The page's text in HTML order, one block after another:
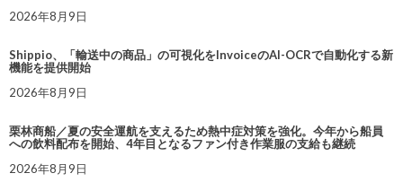
2026年8月9日
Shippio、「輸送中の商品」の可視化をInvoiceのAI-OCRで自動化する新
機能を提供開始
2026年8月9日
栗林商船／夏の安全運航を支えるため熱中症対策を強化。今年から船員
への飲料配布を開始、4年目となるファン付き作業服の支給も継続
2026年8月9日